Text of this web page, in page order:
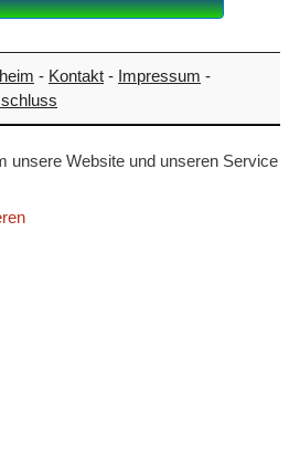
- Kontakt - Impressum -
unsere Website und unseren Service